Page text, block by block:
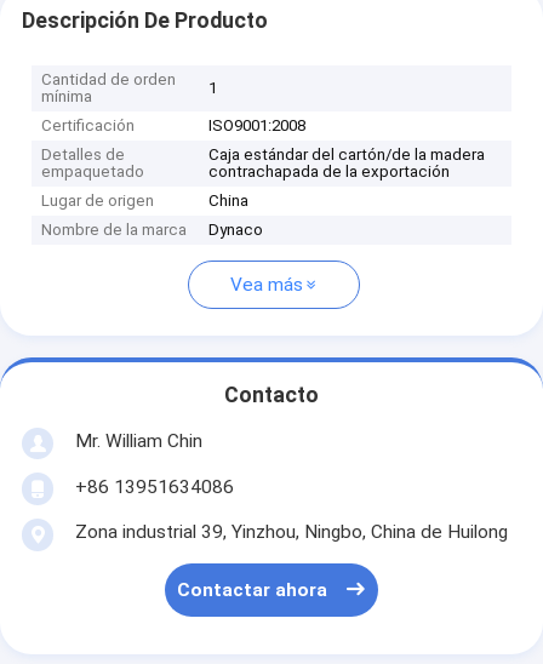
Descripción De Producto
Cantidad de orden
mínima
1
Certificación
ISO9001:2008
Detalles de
empaquetado
Caja estándar del cartón/de la madera
contrachapada de la exportación
Lugar de origen
China
Nombre de la marca
Dynaco
Vea más
Contacto
Mr. William Chin
+86 13951634086
Zona industrial 39, Yinzhou, Ningbo, China de Huilong
Contactar ahora